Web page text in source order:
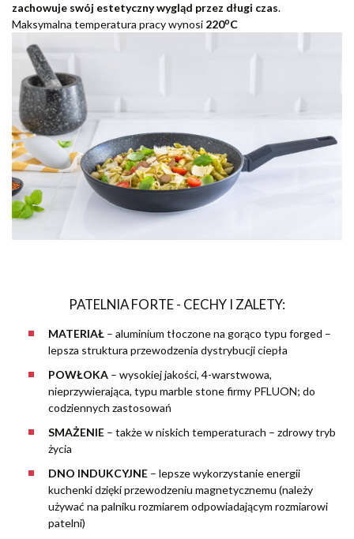
zachowuje swój estetyczny wygląd przez długi czas.
Maksymalna temperatura pracy wynosi 220oC
PATELNIA FORTE - CECHY I ZALETY:
MATERIAŁ – aluminium tłoczone na gorąco typu forged –
lepsza struktura przewodzenia dystrybucji ciepła
POWŁOKA – wysokiej jakości, 4-warstwowa,
nieprzywierająca, typu marble stone firmy PFLUON; do
codziennych zastosowań
SMAŻENIE – także w niskich temperaturach – zdrowy tryb
życia
DNO INDUKCYJNE – lepsze wykorzystanie energii
kuchenki dzięki przewodzeniu magnetycznemu (należy
używać na palniku rozmiarem odpowiadającym rozmiarowi
patelni)